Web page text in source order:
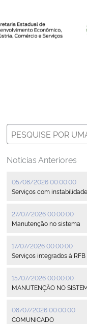
Notícias Anteriores
05/08/2026 00:00:00
Serviços com instabilidade
27/07/2026 00:00:00
Manutenção no sistema
17/07/2026 00:00:00
Serviços integrados à
15/07/2026 00:00:00
MANUTENÇÃO NO
08/07/2026 00:00:00
COMUNICADO